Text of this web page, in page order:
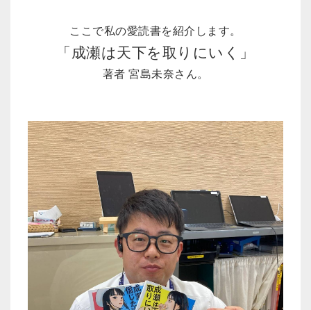
ここで私の愛読書を紹介します。
「成瀬は天下を取りにいく」
著者 宮島未奈さん。